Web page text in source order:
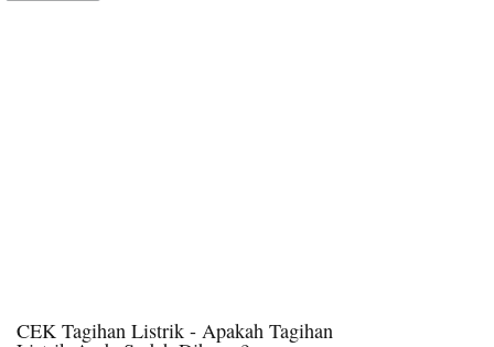
CEK Tagihan Listrik - Apakah Tagihan